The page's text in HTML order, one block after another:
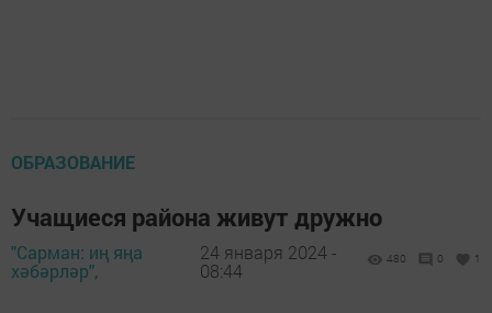
ОБРАЗОВАНИЕ
Учащиеся района живут дружно
"Сарман: иң яңа
хәбәрләр",
24 января 2024 -
08:44
480 0 1